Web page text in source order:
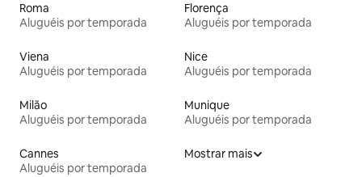
Roma
Aluguéis por temporada
Florença
Aluguéis por temporada
Viena
Aluguéis por temporada
Nice
Aluguéis por temporada
Milão
Aluguéis por temporada
Munique
Aluguéis por temporada
Cannes
Aluguéis por temporada
Mostrar mais